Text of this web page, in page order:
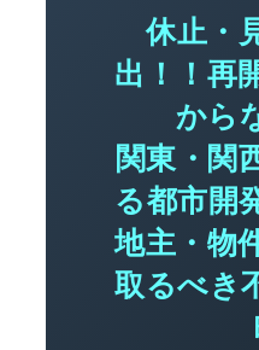
休止・
出！！再
から
関東・関
る都市開
地主・物
取るべき